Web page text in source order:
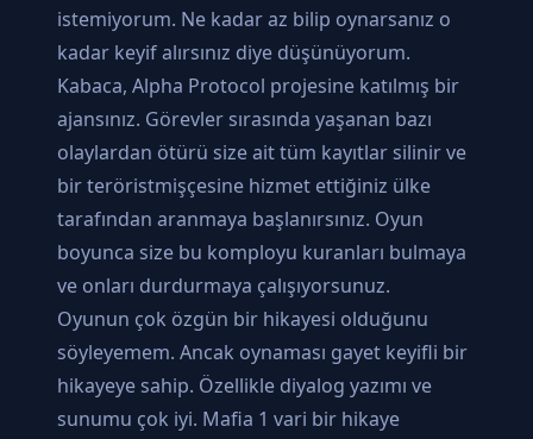
istemiyorum. Ne kadar az bilip oynarsanız o
kadar keyif alırsınız diye düşünüyorum.
Kabaca, Alpha Protocol projesine katılmış bir
ajansınız. Görevler sırasında yaşanan bazı
olaylardan ötürü size ait tüm kayıtlar silinir ve
bir teröristmişçesine hizmet ettiğiniz ülke
tarafından aranmaya başlanırsınız. Oyun
boyunca size bu komployu kuranları bulmaya
ve onları durdurmaya çalışıyorsunuz.
Oyunun çok özgün bir hikayesi olduğunu
söyleyemem. Ancak oynaması gayet keyifli bir
hikayeye sahip. Özellikle diyalog yazımı ve
sunumu çok iyi. Mafia 1 vari bir hikaye